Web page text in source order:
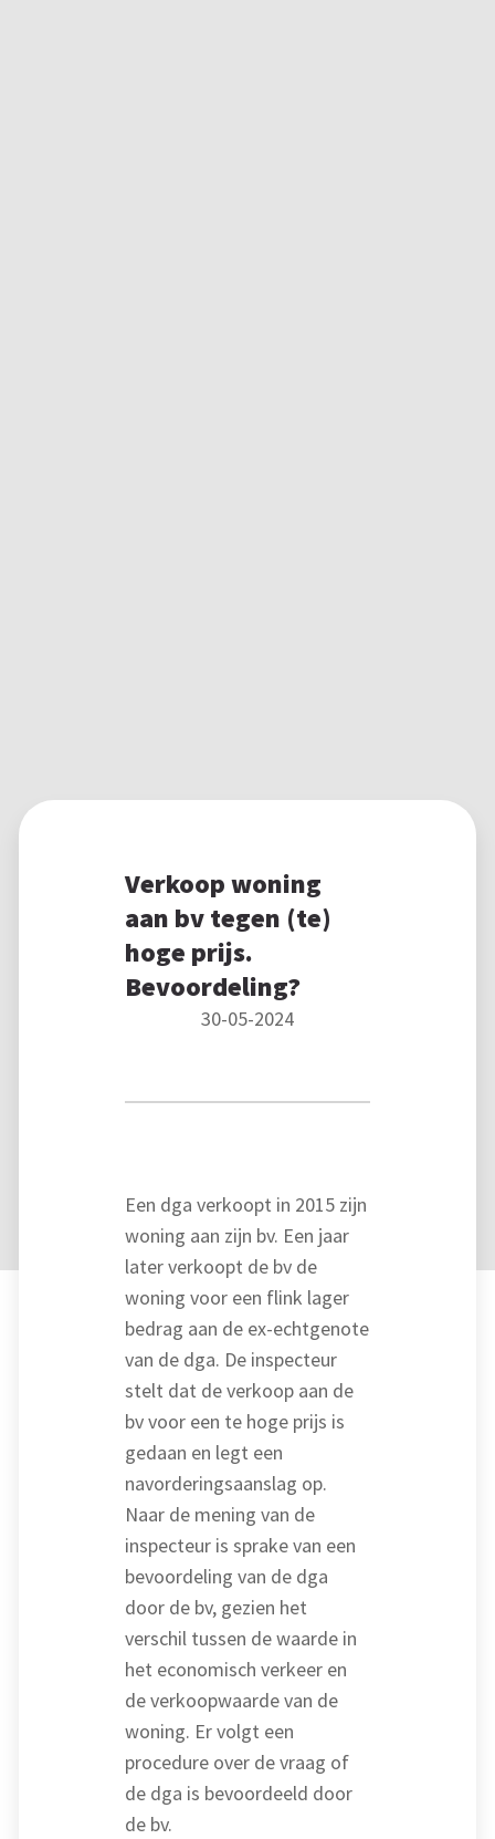
Verkoop woning
aan bv tegen (te)
hoge prijs.
Bevoordeling?
30-05-2024
Een dga verkoopt in 2015 zijn
woning aan zijn bv. Een jaar
later verkoopt de bv de
woning voor een flink lager
bedrag aan de ex-echtgenote
van de dga. De inspecteur
stelt dat de verkoop aan de
bv voor een te hoge prijs is
gedaan en legt een
navorderingsaanslag op.
Naar de mening van de
inspecteur is sprake van een
bevoordeling van de dga
door de bv, gezien het
verschil tussen de waarde in
het economisch verkeer en
de verkoopwaarde van de
woning. Er volgt een
procedure over de vraag of
de dga is bevoordeeld door
de bv.